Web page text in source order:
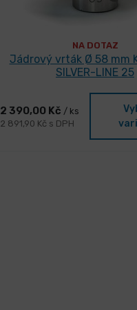
NA DOTAZ
Jádrový vrták Ø 58 mm
SILVER-LINE 25
2 390,00 Kč / ks
2 891,90 Kč s DPH